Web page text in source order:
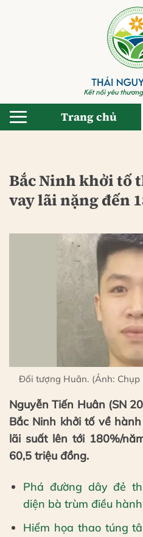
Trang chủ
Bắc Ninh khởi tố
vay lãi nặng đến
Đối tượng Huân. (Ảnh:
Nguyễn Tiến Huân (SN
Bắc Ninh khởi tố về
lãi suất lên tới 180%/
60,5 triệu đồng.
Phá đường dây đẻ
diện bà trùm điều
Hiểm họa thao túng